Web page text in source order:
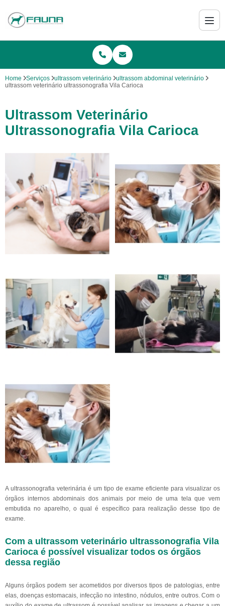
Home Serviços ultrassom veterinário
ultrassom abdominal veterinário
ultrassom veterinário ultrassonografia Vila Carioca
Ultrassom Veterinário
Ultrassonografia Vila Carioca
A ultrassonografia veterinária é um tipo de exame eficiente para visualizar os
órgãos internos abdominais dos animais por meio de uma tela que vem
embutida no aparelho, o qual é específico para realização desse tipo de
exame.
Com a ultrassom veterinário ultrassonografia Vila
Carioca é possível visualizar todos os órgãos
dessa região
Alguns órgãos podem ser acometidos por diversos tipos de patologias, entre
elas, doenças estomacais, infecção no intestino, nódulos, entre outros. Com o